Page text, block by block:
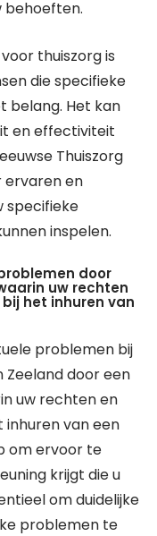
behoeften.
thuiszorg is
die specifieke
belang. Het kan
en effectiviteit
Thuiszorg
en
specifieke
inspelen.
door
uw rechten
het inhuren van
problemen bij
Zeeland door een
uw rechten en
van een
om ervoor te
krijgt die u
om duidelijke
problemen te